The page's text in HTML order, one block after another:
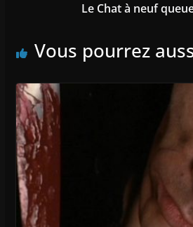
Le Chat à neuf
Vous pourrez